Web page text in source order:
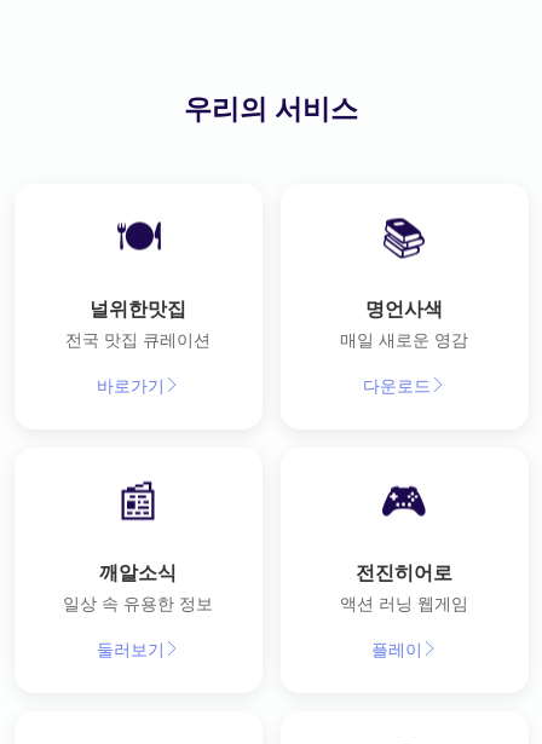
우리의 서비스
🍽️
널위한맛집
전국 맛집 큐레이션
바로가기
📚
명언사색
매일 새로운 영감
다운로드
📰
깨알소식
일상 속 유용한 정보
둘러보기
🎮
전진히어로
액션 러닝 웹게임
플레이